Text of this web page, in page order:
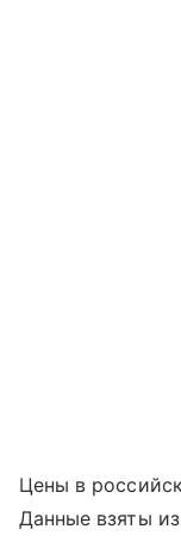
Цены в
Данные взяты